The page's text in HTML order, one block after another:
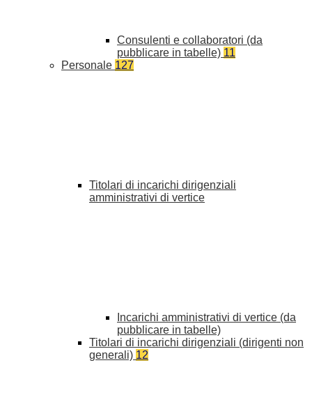
Consulenti e collaboratori (da
pubblicare in tabelle) 11
Personale 127
Titolari di incarichi dirigenziali
amministrativi di vertice
Incarichi amministrativi di vertice (da
pubblicare in tabelle)
Titolari di incarichi dirigenziali (dirigenti non
generali) 12